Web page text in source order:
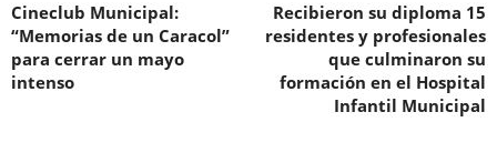
Cineclub Municipal:
“Memorias de un Caracol”
para cerrar un mayo
intenso
Recibieron su diploma 15
residentes y profesionales
que culminaron su
formación en el Hospital
Infantil Municipal